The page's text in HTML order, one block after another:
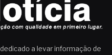
a levar informação de